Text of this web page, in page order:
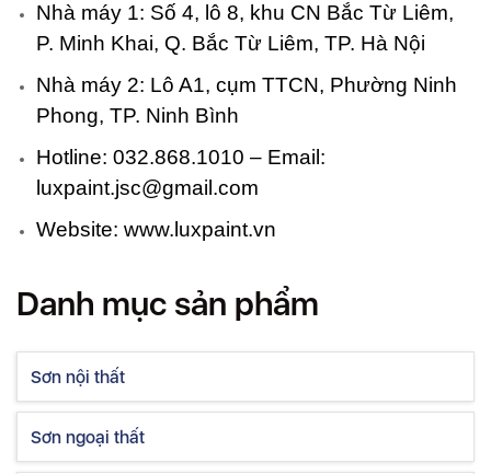
Nhà máy 1: Số 4, lô 8, khu CN Bắc Từ Liêm,
P. Minh Khai, Q. Bắc Từ Liêm, TP. Hà Nội
Nhà máy 2: Lô A1, cụm TTCN, Phường Ninh
Phong, TP. Ninh Bình
Hotline: 032.868.1010 – Email:
luxpaint.jsc@gmail.com
Website: www.luxpaint.vn
Danh mục sản phẩm
Sơn nội thất
Sơn ngoại thất